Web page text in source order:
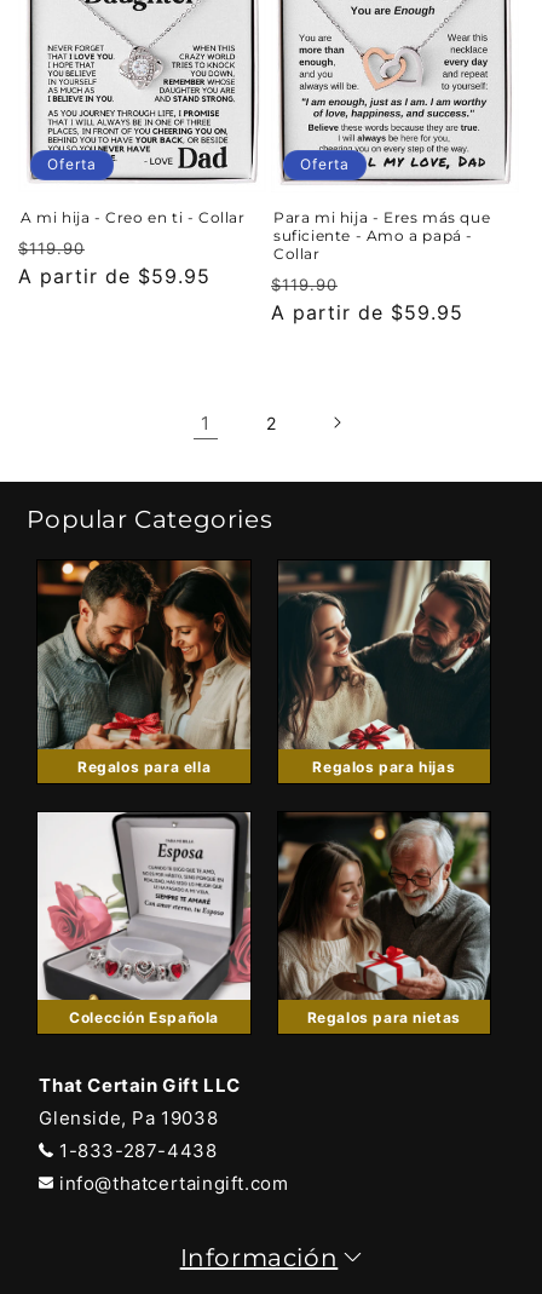
Oferta
A mi hija - Creo en ti - Collar
Precio
habitual
$119.90
de
A partir de $59.95
Oferta
Para mi hija - Eres más que
suficiente - Amo a papá -
Collar
Precio
habitual
$119.90
de
A partir de $59.95
1 2
Popular Categories
Regalos para ella Regalos para hijas
Colección Española Regalos para nietas
That Certain Gift LLC
Glenside, Pa 19038
1-833-287-4438
info@thatcertaingift.com
Información